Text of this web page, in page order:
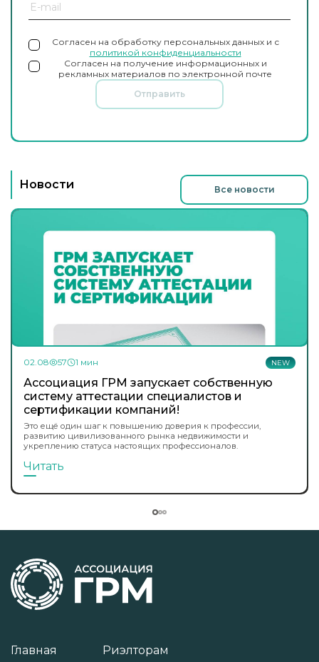
Согласен на обработку персональных данных и с
политикой конфиденциальности
Согласен на получение информационных и
рекламных материалов по электронной почте
Отправить
Новости Все новости
NEW
02.08 57 1 мин
Ассоциация ГРМ запускает собственную
систему аттестации специалистов и
сертификации компаний!
Это ещё один шаг к повышению доверия к профессии,
развитию цивилизованного рынка недвижимости и
укреплению статуса настоящих профессионалов.
Читать
Главная
Риэлторам